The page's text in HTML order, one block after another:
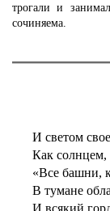
трогали и
сочиняема.
И светом
Как
«Все башни,
В тумане
И всякий